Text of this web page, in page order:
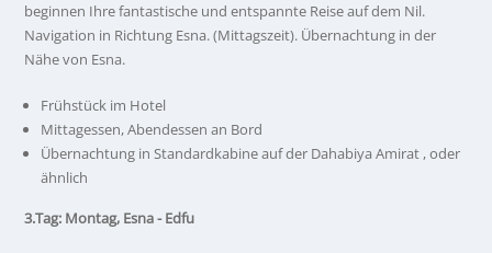
beginnen Ihre fantastische und entspannte Reise auf dem Nil.
Navigation in Richtung Esna. (Mittagszeit). Übernachtung in der
Nähe von Esna.
Frühstück im Hotel
Mittagessen, Abendessen an Bord
Übernachtung in Standardkabine auf der Dahabiya Amirat , oder
ähnlich
3.Tag: Montag, Esna - Edfu